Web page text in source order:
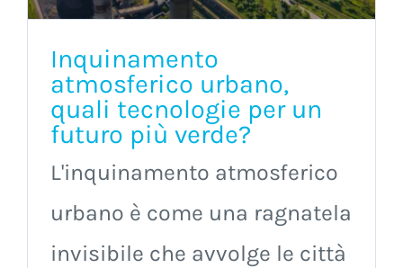
Inquinamento
atmosferico urbano,
quali tecnologie per un
futuro più verde?
L'inquinamento atmosferico
urbano è come una ragnatela
invisibile che avvolge le città